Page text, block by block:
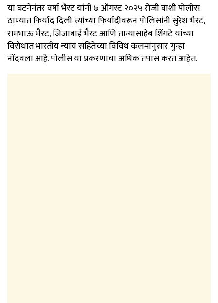
या घटनेनंतर वर्षा भैरट यांनी ७ ऑगस्ट २०२५ रोजी वाशी पोलीस
ठाण्यात फिर्याद दिली. त्यांच्या फिर्यादीवरून पोलिसांनी सुरेश भैरट,
रामभाऊ भैरट, जिजाबाई भैरट आणि तात्यासाहेब शिंगटे यांच्या
विरोधात भारतीय न्याय संहितेच्या विविध कलमांनुसार गुन्हा
नोंदवला आहे. पोलीस या प्रकरणाचा अधिक तपास करत आहेत.